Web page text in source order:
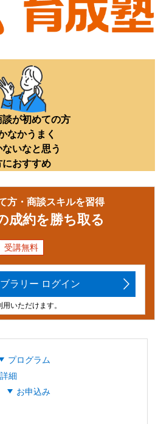
談が初めての方
なかうまく
ないなと思う
におすすめ
方・商談スキルを習得
成約を勝ち取る
受講無料
ラリー ログイン
いただけます。
プログラム
細
お申込み